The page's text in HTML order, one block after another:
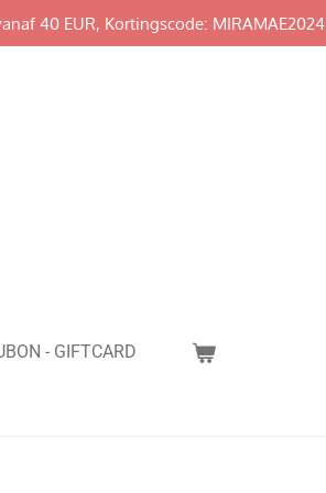
40 EUR, Kortingscode: MIRAMAE2024
- GIFTCARD